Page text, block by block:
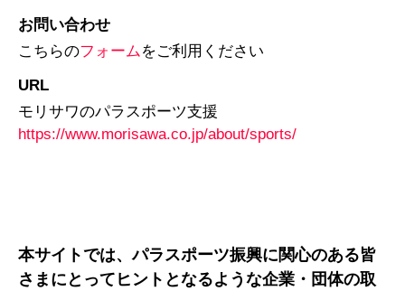
お問い合わせ
こちらのフォーム をご利用ください
URL
モリサワのパラスポーツ支援
https://www.morisawa.co.jp/about/sports/
本サイトでは、パラスポーツ振興に関心のある皆
さまにとってヒントとなるような企業・団体の取